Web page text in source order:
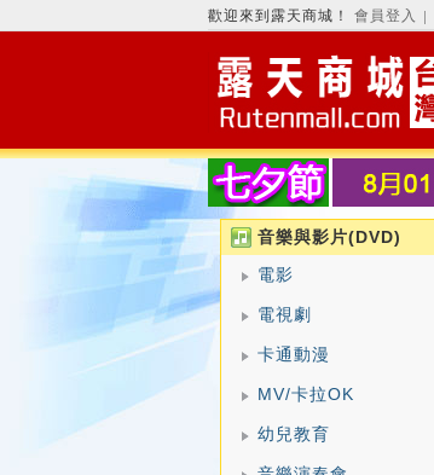
歡迎來到露天商城！ 會員登入
音樂與影片(DVD)
電影
電視劇
卡通動漫
MV/卡拉OK
幼兒教育